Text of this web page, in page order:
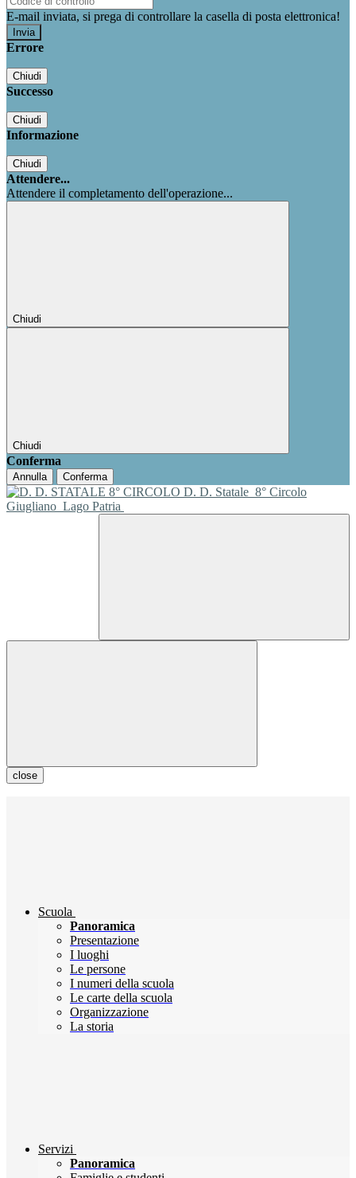
E-mail inviata, si prega di controllare la casella di posta elettronica!
Errore
Chiudi
Successo
Chiudi
Informazione
Chiudi
Attendere...
Attendere il completamento dell'operazione...
Chiudi
Chiudi
Conferma
Annulla Conferma
D. D. Statale 8° Circolo
Giugliano Lago Patria
close
Scuola
Panoramica
Presentazione
I luoghi
Le persone
I numeri della scuola
Le carte della scuola
Organizzazione
La storia
Servizi
Panoramica